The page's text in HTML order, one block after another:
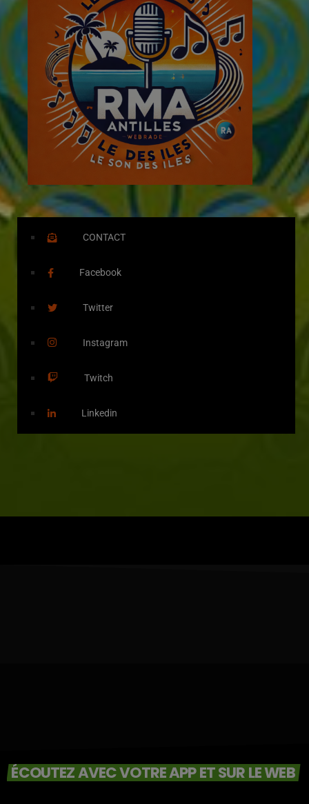
CONTACT
Facebook
Twitter
Instagram
Twitch
Linkedin
ÉCOUTEZ AVEC VOTRE APP ET SUR LE WEB